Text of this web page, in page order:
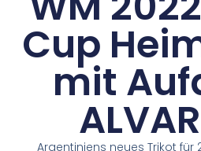
Cup
mit
Argentiniens neues Trikot für